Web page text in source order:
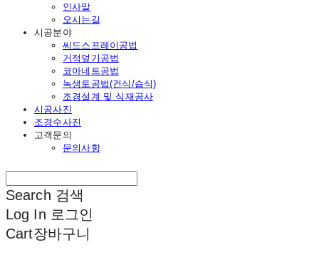
인사말
오시는길
시공분야
씨드스프레이공법
거적덮기공법
코아네트공법
녹생토공법(건식/습식)
조경설계 및 식재공사
시공사진
조경수사진
고객문의
문의사항
Search 검색
Log In 로그인
Cart장바구니